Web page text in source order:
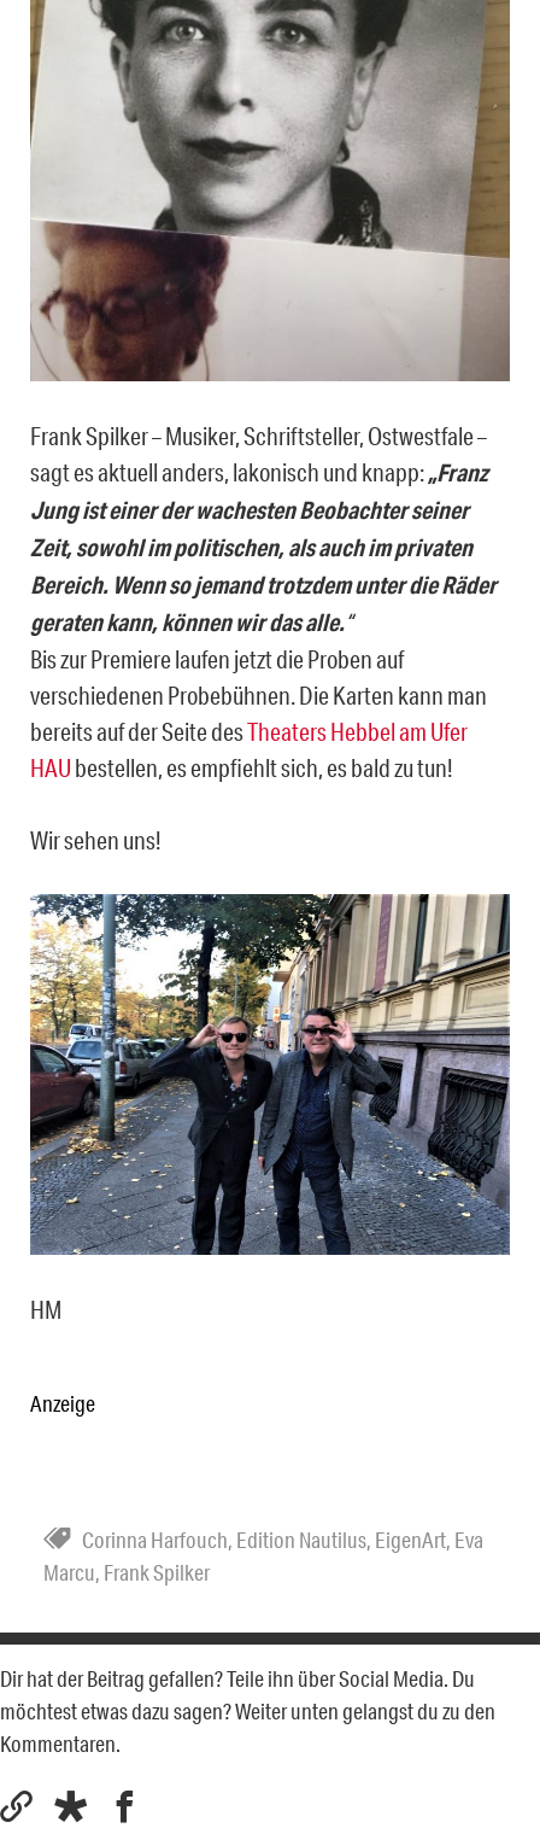
Frank Spilker – Musiker, Schriftsteller, Ostwestfale –
sagt es aktuell anders, lakonisch und knapp:„Franz
Jung ist einer der wachesten Beobachter seiner
Zeit, sowohl im politischen, als auch im privaten
Bereich. Wenn so jemand trotzdem unter die Räder
geraten kann, können wir das alle.“
Bis zur Premiere laufen jetzt die Proben auf
verschiedenen Probebühnen. Die Karten kann man
bereits auf der Seite desTheaters Hebbel am Ufer
HAU bestellen, es empfiehlt sich, es bald zu tun!
Wir sehen uns!
HM
Anzeige
Corinna Harfouch, Edition Nautilus, EigenArt, Eva
Marcu, Frank Spilker
Dir hat der Beitrag gefallen? Teile ihn über Social Media. Du
möchtest etwas dazu sagen? Weiter unten gelangst du zu den
Kommentaren.